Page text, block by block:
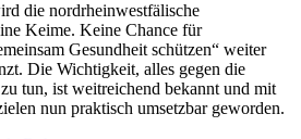
die nordrheinwestfälische
Keime. Keine Chance für
Gesundheit schützen“ weiter
Die Wichtigkeit, alles gegen die
tun, ist weitreichend bekannt und mit
nun praktisch umsetzbar geworden.